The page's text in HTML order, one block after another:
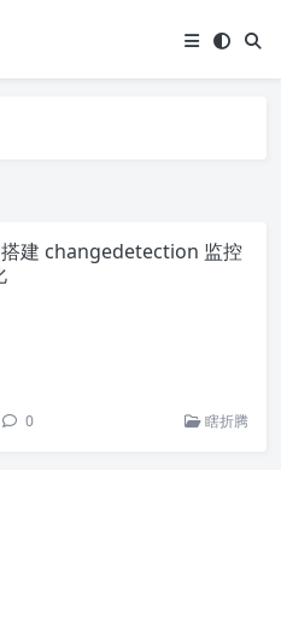
评论或留言。
建 changedetection 监控
0 瞎折腾